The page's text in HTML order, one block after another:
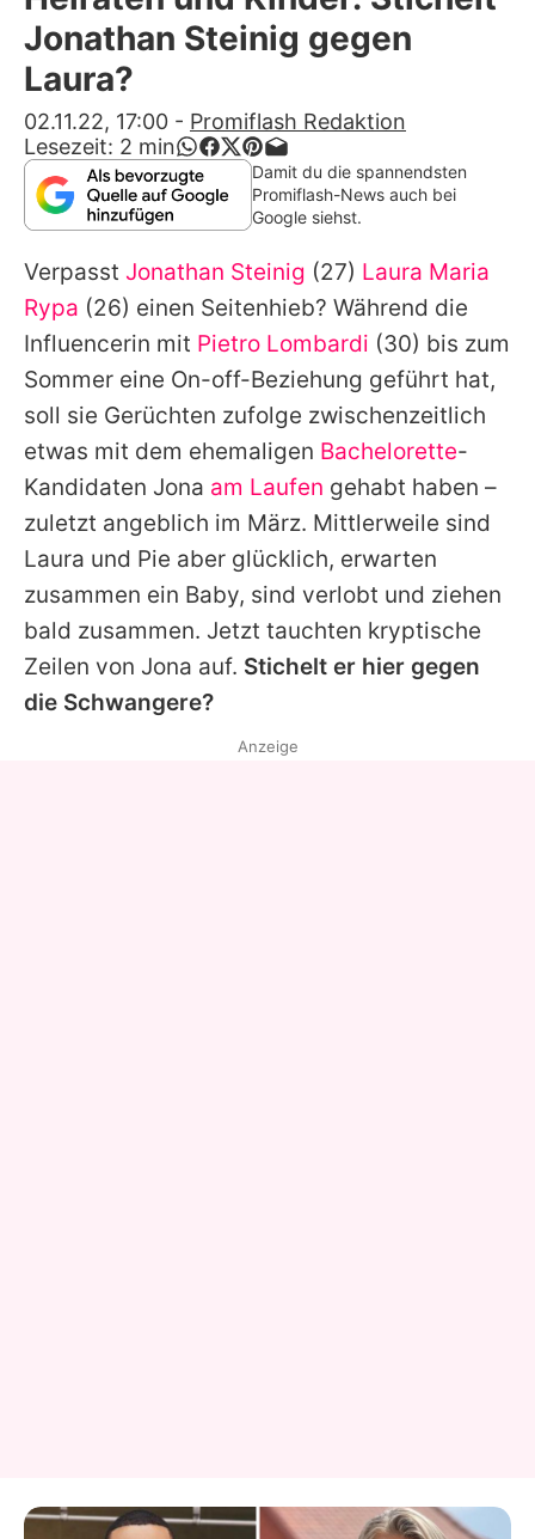
Alle Themen auf Promiflash
Jobs
App runterladen
Team
Redaktionelle Richtlinien
Impressum
Datenschutzerklärung
Nutzungsbedingungen
Utiq verwalten
Jonathan Steinig gegen
Laura?
02.11.22, 17:00 - Promiflash Redaktion
Lesezeit: 2 min
Damit du die spannendsten
Promiflash-News auch bei
Google siehst.
Verpasst Jonathan Steinig (27) Laura Maria
Rypa (26) einen Seitenhieb? Während die
Influencerin mit Pietro Lombardi (30) bis zum
Sommer eine On-off-Beziehung geführt hat,
soll sie Gerüchten zufolge zwischenzeitlich
etwas mit dem ehemaligen Bachelorette-
Kandidaten Jona am Laufen gehabt haben –
zuletzt angeblich im März. Mittlerweile sind
Laura und Pie aber glücklich, erwarten
zusammen ein Baby, sind verlobt und ziehen
bald zusammen. Jetzt tauchten kryptische
Zeilen von Jona auf. Stichelt er hier gegen
die Schwangere?
Anzeige